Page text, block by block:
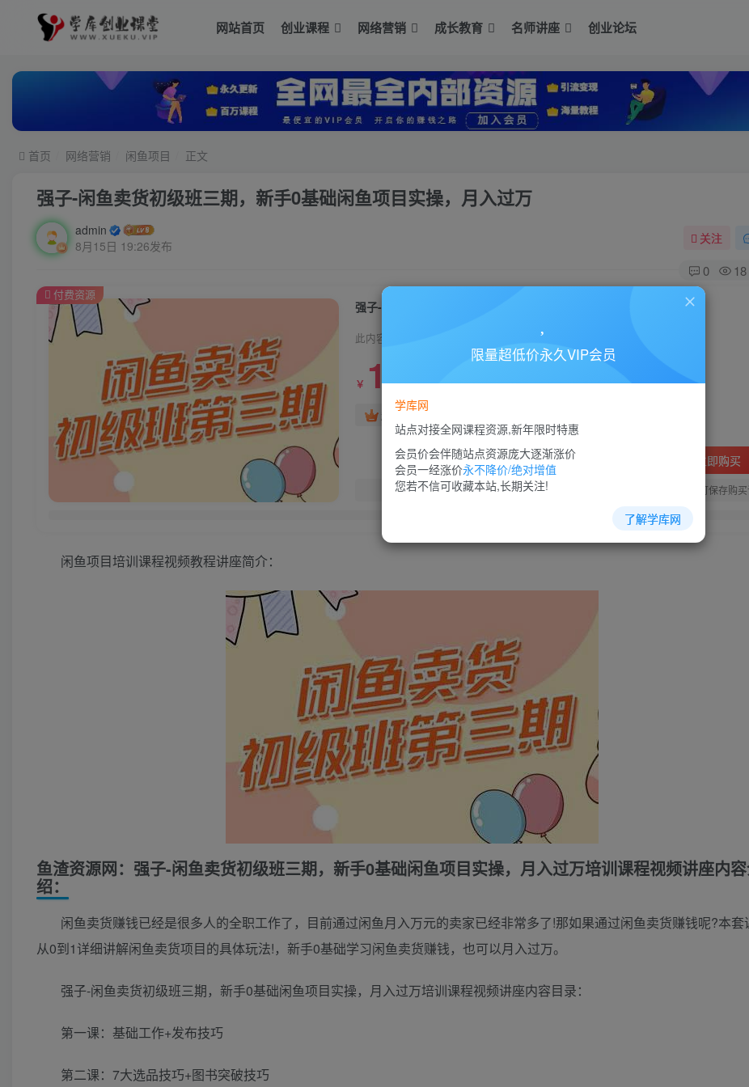
网站首页 创业课程 网络营销 成长教育 名师讲座 创业论坛
首页 网络营销 闲鱼项目 正文
强子-闲鱼卖货初级班三期，新手0基础闲鱼项目实操，月入过万
admin
8月15日 19:26发布
关注
0 18
强子-闲鱼卖货初级班三期，新手0基础闲鱼项目实操，月入过万
此内容为付费资源，请付费后查看
￥ 10￥88
超级会员免费
立即购买
您当前未登录！建议登陆后购买，可保存购
付费资源
闲鱼项目培训课程视频教程讲座简介：
鱼渣资源网：强子-闲鱼卖货初级班三期，新手0基础闲鱼项目实操，月入过万培训课程视频讲座内
绍：
闲鱼卖货赚钱已经是很多人的全职工作了，目前通过闲鱼月入万元的卖家已经非常多了!那如果通过闲鱼卖货赚钱呢?本套
从0到1详细讲解闲鱼卖货项目的具体玩法!，新手0基础学习闲鱼卖货赚钱，也可以月入过万。
强子-闲鱼卖货初级班三期，新手0基础闲鱼项目实操，月入过万培训课程视频讲座内容目录：
第一课：基础工作+发布技巧
第二课：7大选品技巧+图书突破技巧
限量超低价永久VIP会员
学库网
站点对接全网课程资源,新年限时特惠
会员价会伴随站点资源庞大逐渐涨价
会员一经涨价永不降价/绝对增值
您若不信可收藏本站,长期关注!
了解学库网